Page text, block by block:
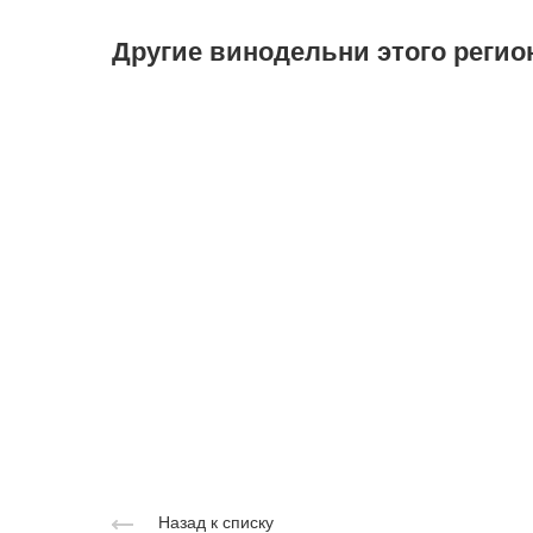
Другие винодельни этого
Назад к списку